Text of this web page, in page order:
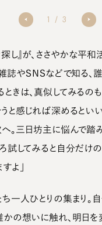
1 / 3
探し』が、ささやかな平
誌やＳＮＳなどで知る、
きは、真似してみるの
と感じれば深めるとい
へ。三日坊主に悩んで踏
試してみると自分だけの
よ」
一人ひとりの集まり。自
かの想いに触れ、明日を